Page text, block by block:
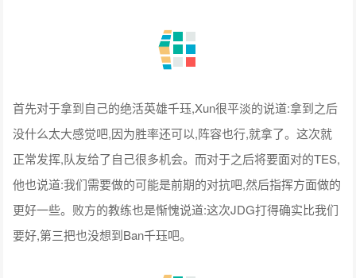
首先对于拿到自己的绝活英雄千珏,Xun很平淡的说道:拿到之后
没什么太大感觉吧,因为胜率还可以,阵容也行,就拿了。这次就
正常发挥,队友给了自己很多机会。而对于之后将要面对的TES,
他也说道:我们需要做的可能是前期的对抗吧,然后指挥方面做的
更好一些。败方的教练也是惭愧说道:这次JDG打得确实比我们
要好,第三把也没想到Ban千珏吧。